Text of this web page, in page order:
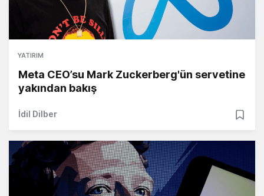
YATIRIM
Meta CEO’su Mark Zuckerberg'ün servetine
yakından bakış
İdil Dilber